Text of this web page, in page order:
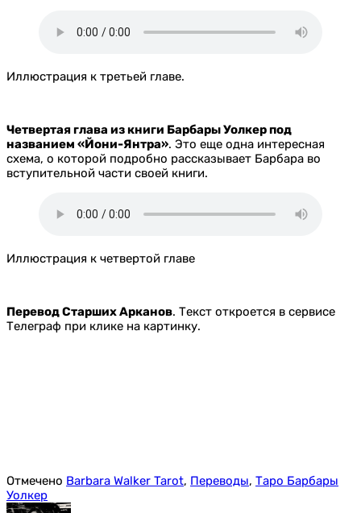
Иллюстрация к третьей главе.
Четвертая глава из книги Барбары Уолкер под
названием «Йони-Янтра». Это еще одна интересная
схема, о которой подробно рассказывает Барбара во
вступительной части своей книги.
Иллюстрация к четвертой главе
Перевод Старших Арканов. Текст откроется в сервисе
Телеграф при клике на картинку.
Отмечено Barbara Walker Tarot, Переводы, Таро Барбары
Уолкер